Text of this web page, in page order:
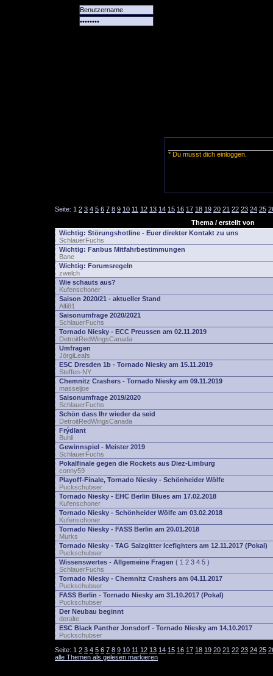
* Du musst dich einloggen.
Seite: 1 2 3 4 5 6 7 8 9 10 11 12 13 14 15 16 17 18 19 20 21 22 23 24 25
Thema / erstellt von
Wichtig: Störungshotline - Euer direkter Kontakt zu uns
SchlauerFuchs
Wichtig: Fanbus Mitfahrbestimmungen
Bane
Wichtig: Forumsregeln
zwelch
Wie schauts aus?
Kufenschoner
Saison 2020/21 - aktueller Stand
Alfi81
Saisonumfrage 2020/2021
SchlauerFuchs
Tornado Niesky - ECC Preussen am 02.11.2019
DetroitRedWingsCanada
Umfragen
JörgiLeafs
ESC Dresden 1b - Tornado Niesky am 15.11.2019
Steffen-NY
Chemnitz Crashers - Tornado Niesky am 09.11.2019
masseljoe
Saisonumfrage 2019/2020
SchlauerFuchs
Schön dass Ihr wieder da seid
DetroitRedWingsCanada
Frýdlant
Buhli
Gewinnspiel - Meister 2019
SchlauerFuchs
Pokalfinale gegen die Rockets aus Diez-Limburg
conny59
Playoff-Finale, Tornado Niesky - Schönheider Wölfe
Puckschubser
Tornado Niesky - EHC Berlin Blues am 17.02.2018
Kufenschoner
Tornado Niesky - Schönheider Wölfe am 03.02.2018
Kufenschoner
Tornado Niesky - FASS Berlin am 20.01.2018
Murks
Tornado Niesky - TAG Salzgitter Icefighters am 12.11.2017 (Pokal)
Puckschubser
Wissenswertes - Allgemeine Fragen ( 1 2 3 4 5 )
SchlauerFuchs
Tornado Niesky - Chemnitz Crashers am 04.11.2017
Puckschubser
FASS Berlin - Tornado Niesky am 31.10.2017 (Pokal)
Puckschubser
Der Neubau beginnt
deralte
ESC Black Panther Jonsdorf - Tornado Niesky am 14.10.2017
Puckschubser
Seite: 1 2 3 4 5 6 7 8 9 10 11 12 13 14 15 16 17 18 19 20 21 22 23 24 25
alle Themen als gelesen markieren